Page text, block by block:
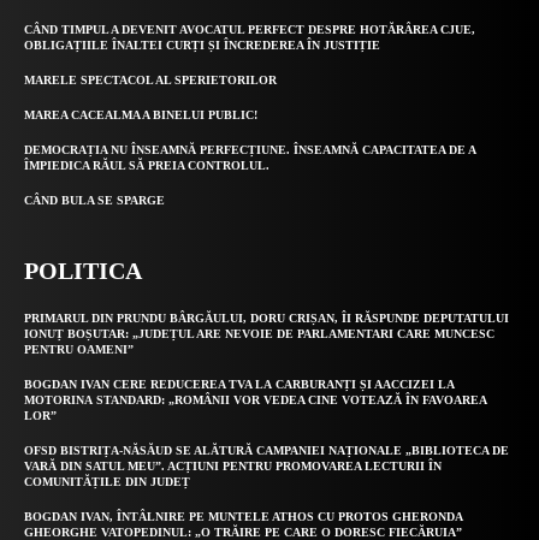
CÂND TIMPUL A DEVENIT AVOCATUL PERFECT DESPRE HOTĂRÂREA CJUE,
OBLIGAȚIILE ÎNALTEI CURȚI ȘI ÎNCREDEREA ÎN JUSTIȚIE
MARELE SPECTACOL AL SPERIETORILOR
MAREA CACEALMA A BINELUI PUBLIC!
DEMOCRAȚIA NU ÎNSEAMNĂ PERFECȚIUNE. ÎNSEAMNĂ CAPACITATEA DE A
ÎMPIEDICA RĂUL SĂ PREIA CONTROLUL.
CÂND BULA SE SPARGE
POLITICA
PRIMARUL DIN PRUNDU BÂRGĂULUI, DORU CRIȘAN, ÎI RĂSPUNDE DEPUTATULUI
IONUȚ BOȘUTAR: „JUDEȚUL ARE NEVOIE DE PARLAMENTARI CARE MUNCESC
PENTRU OAMENI”
BOGDAN IVAN CERE REDUCEREA TVA LA CARBURANȚI ȘI AACCIZEI LA
MOTORINA STANDARD: „ROMÂNII VOR VEDEA CINE VOTEAZĂ ÎN FAVOAREA
LOR”
OFSD BISTRIȚA-NĂSĂUD SE ALĂTURĂ CAMPANIEI NAȚIONALE „BIBLIOTECA DE
VARĂ DIN SATUL MEU”. ACȚIUNI PENTRU PROMOVAREA LECTURII ÎN
COMUNITĂȚILE DIN JUDEȚ
BOGDAN IVAN, ÎNTÂLNIRE PE MUNTELE ATHOS CU PROTOS GHERONDA
GHEORGHE VATOPEDINUL: „O TRĂIRE PE CARE O DORESC FIECĂRUIA”